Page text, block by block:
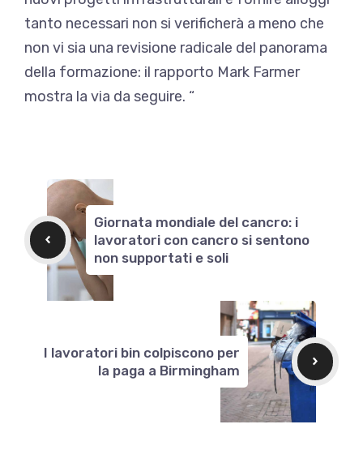
tanto necessari non si verificherà a meno che
non vi sia una revisione radicale del panorama
della formazione: il rapporto Mark Farmer
mostra la via da seguire. “
Giornata mondiale del cancro: i
lavoratori con cancro si sentono
non supportati e soli
I lavoratori bin colpiscono per
la paga a Birmingham